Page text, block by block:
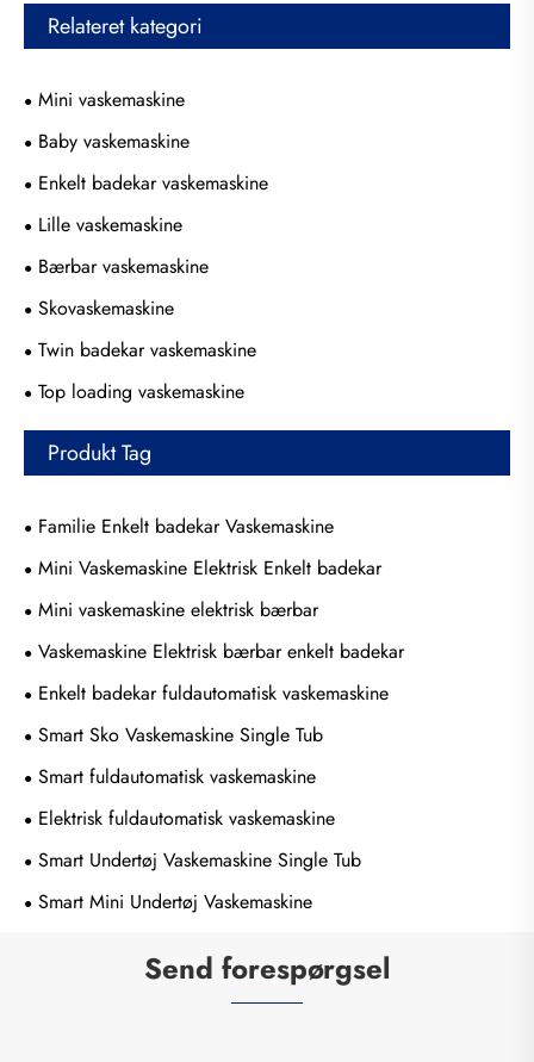
Relateret kategori
Mini vaskemaskine
Baby vaskemaskine
Enkelt badekar vaskemaskine
Lille vaskemaskine
Bærbar vaskemaskine
Skovaskemaskine
Twin badekar vaskemaskine
Top loading vaskemaskine
Produkt Tag
Familie Enkelt badekar Vaskemaskine
Mini Vaskemaskine Elektrisk Enkelt badekar
Mini vaskemaskine elektrisk bærbar
Vaskemaskine Elektrisk bærbar enkelt badekar
Enkelt badekar fuldautomatisk vaskemaskine
Smart Sko Vaskemaskine Single Tub
Smart fuldautomatisk vaskemaskine
Elektrisk fuldautomatisk vaskemaskine
Smart Undertøj Vaskemaskine Single Tub
Smart Mini Undertøj Vaskemaskine
Send forespørgsel